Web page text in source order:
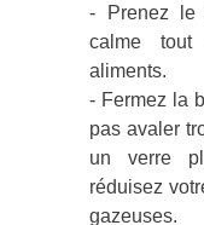
- Prenez le
calme
aliments.
- Fermez la
pas avaler
un verre
réduisez
gazeuses.